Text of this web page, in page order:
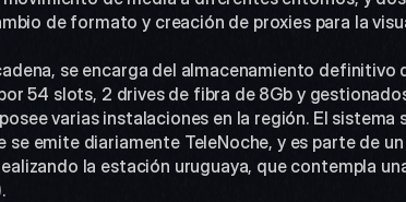
de formato y creación de proxies para la
54 slots, 2 drives de fibra de 8Gb y
varias instalaciones en la región. El
emite diariamente TeleNoche, y es parte de
la estación uruguaya, que contempla